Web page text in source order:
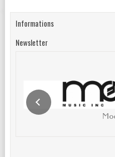
Informations
Newsletter